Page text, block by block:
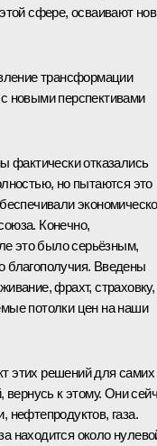
сфере, осваивают
трансформации
новыми перспективами
фактически отказались
но пытаются это
Конечно,
это было серьёзным,
благополучия. Введены
фрахт, страховку,
потолки цен на наши
этих решений для самих
вернусь к этому. Они
нефтепродуктов, газа.
находится около